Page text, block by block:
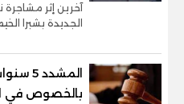
آخرين إثر
الجديدة بشبرا
بالخصوص في